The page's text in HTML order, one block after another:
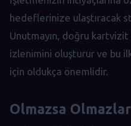
hedeflerinize ulaştıracak
Unutmayın, doğru kartvizit
izlenimini oluşturur ve bu
için oldukça önemlidir.
Olmazsa Olmazlar